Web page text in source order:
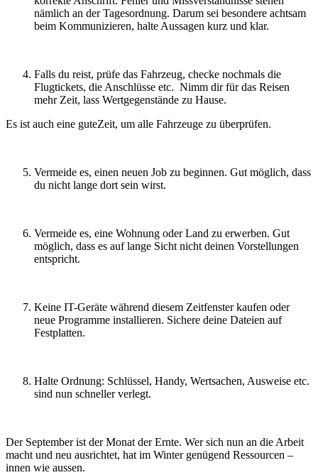
nämlich an der Tagesordnung. Darum sei besondere achtsam
beim Kommunizieren, halte Aussagen kurz und klar.
Falls du reist, prüfe das Fahrzeug, checke nochmals die
Flugtickets, die Anschlüsse etc. Nimm dir für das Reisen
mehr Zeit, lass Wertgegenstände zu Hause.
Es ist auch eine guteZeit, um alle Fahrzeuge zu überprüfen.
Vermeide es, einen neuen Job zu beginnen. Gut möglich, dass
du nicht lange dort sein wirst.
Vermeide es, eine Wohnung oder Land zu erwerben. Gut
möglich, dass es auf lange Sicht nicht deinen Vorstellungen
entspricht.
Keine IT-Geräte während diesem Zeitfenster kaufen oder
neue Programme installieren. Sichere deine Dateien auf
Festplatten.
Halte Ordnung: Schlüssel, Handy, Wertsachen, Ausweise etc.
sind nun schneller verlegt.
Der September ist der Monat der Ernte. Wer sich nun an die Arbeit
macht und neu ausrichtet, hat im Winter genügend Ressourcen –
innen wie aussen.